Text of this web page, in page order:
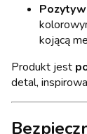
kojącą
Produkt jest
detal,